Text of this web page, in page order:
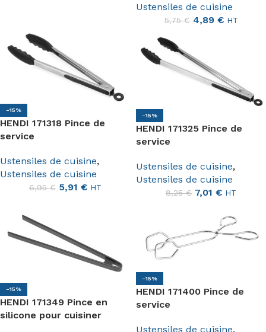
Ustensiles de cuisine
5,75€ 4,89 € HT
-15%
HENDI 171318 Pince de
service
Ustensiles de cuisine,
Ustensiles de cuisine
6,95€ 5,91 € HT
-15%
HENDI 171325 Pince de
service
Ustensiles de cuisine,
Ustensiles de cuisine
8,25€ 7,01 € HT
-15%
HENDI 171349 Pince en
silicone pour cuisiner
-15%
HENDI 171400 Pince de
service
Ustensiles de cuisine,